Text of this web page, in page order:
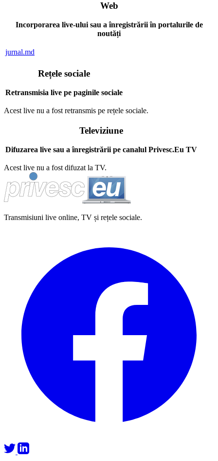
Web
Incorporarea live-ului sau a înregistrării în portalurile de
noutăți
jurnal.md
Rețele sociale
Retransmisia live pe paginile sociale
Acest live nu a fost retransmis pe rețele sociale.
Televiziune
Difuzarea live sau a înregistrării pe canalul Privesc.Eu TV
Acest live nu a fost difuzat la TV.
Transmisiuni live online, TV și rețele sociale.